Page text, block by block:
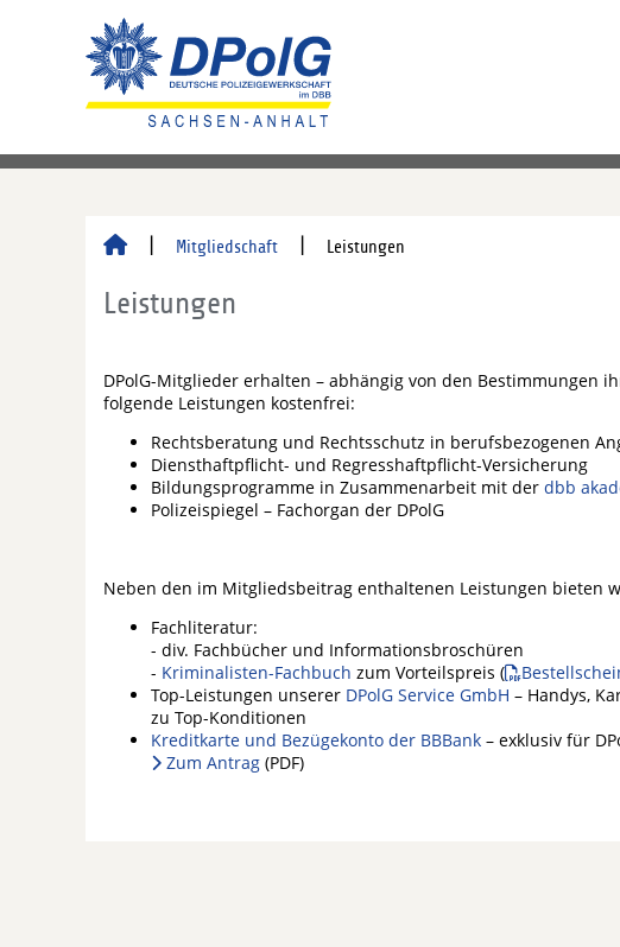
Mitgliedschaft Leistungen
Leistungen
DPolG-Mitglieder erhalten – abhängig von den Bestimmungen
folgende Leistungen kostenfrei:
Rechtsberatung und Rechtsschutz in berufsbezogenen
Diensthaftpflicht- und Regresshaftpflicht-Versicherung
Bildungsprogramme in Zusammenarbeit mit der dbb
Polizeispiegel – Fachorgan der DPolG
Neben den im Mitgliedsbeitrag enthaltenen Leistungen bieten
Fachliteratur:
- div. Fachbücher und Informationsbroschüren
- Kriminalisten-Fachbuch zum Vorteilspreis (
Top-Leistungen unserer DPolG Service GmbH – Handys,
zu Top-Konditionen
Kreditkarte und Bezügekonto der BBBank – exklusiv für
Zum Antrag (PDF)